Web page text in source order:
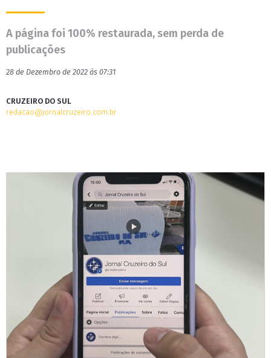
A página foi 100% restaurada, sem perda de
publicações
28 de Dezembro de 2022 às 07:31
CRUZEIRO DO SUL
redacao@jornalcruzeiro.com.br